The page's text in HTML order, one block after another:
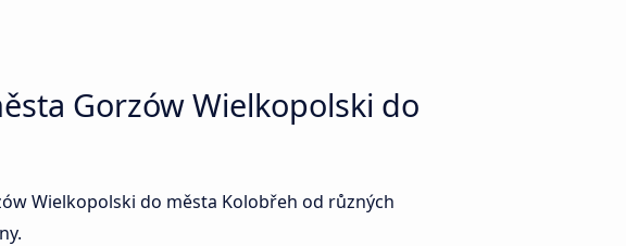
Gorzów Wielkopolski do
Wielkopolski do města Kolobřeh od různých